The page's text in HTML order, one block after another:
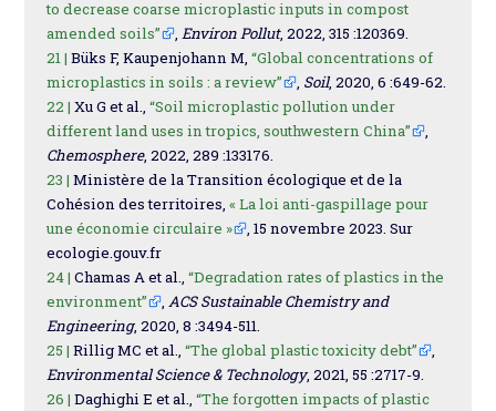
to decrease coarse microplastic inputs in compost
amended soils”
,Environ Pollut, 2022, 315 :120369.
21 | Büks F, Kaupenjohann M,“Global concentrations of
microplastics in soils : a review”
, Soil, 2020, 6 :649-62.
22 | Xu G et al.,“Soil microplastic pollution under
different land uses in tropics, southwestern China”
,
Chemosphere, 2022, 289 :133176.
23 | Ministère de la Transition écologique et de la
Cohésion des territoires,« La loi anti-gaspillage pour
une économie circulaire »
, 15 novembre 2023. Sur
ecologie.gouv.fr
24 | Chamas A et al.,“Degradation rates of plastics in the
environment”
,ACS Sustainable Chemistry and
Engineering, 2020, 8 :3494-511.
25 | Rillig MC et al.,“The global plastic toxicity debt”
,
Environmental Science & Technology, 2021, 55 :2717-9.
26 | Daghighi E et al.,“The forgotten impacts of plastic